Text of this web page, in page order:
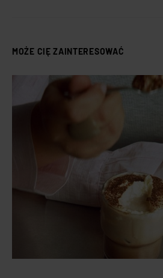
MOŻE CIĘ ZAINTERESOWAĆ